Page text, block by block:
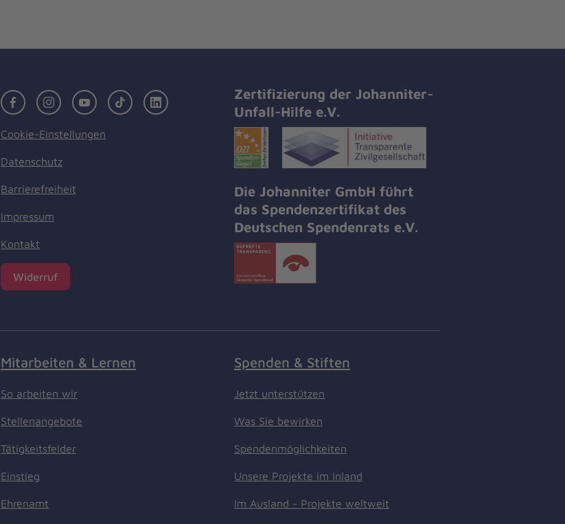
FacebookInstagramYoutubeTikTok LinkedIn
Cookie-Einstellungen
Datenschutz
Barrierefreiheit
Impressum
Kontakt
Widerruf
Zertifizierung der Johanniter-
Unfall-Hilfe e.V.
Die Johanniter GmbH führt
das Spendenzertifikat des
Deutschen Spendenrats e.V.
Mitarbeiten & Lernen
So arbeiten wir
Stellenangebote
Tätigkeitsfelder
Einstieg
Ehrenamt
Spenden & Stiften
Jetzt unterstützen
Was Sie bewirken
Spendenmöglichkeiten
Unsere Projekte im Inland
Im Ausland - Projekte weltweit